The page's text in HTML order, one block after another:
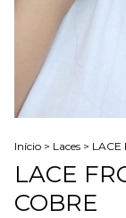
Início > Laces > LACE
LACE
COBRE